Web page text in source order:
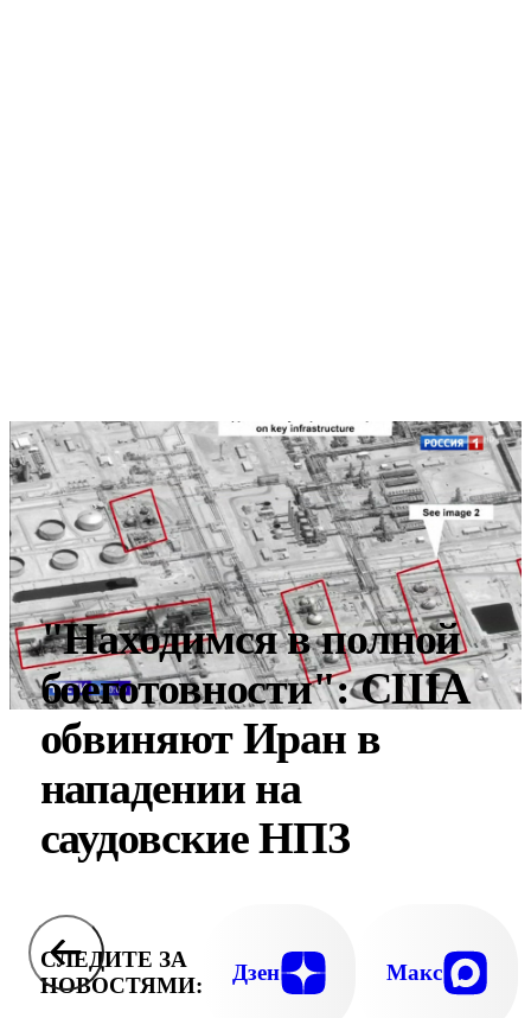
"Находимся в полной
боеготовности": США
обвиняют Иран в
нападении на
саудовские НПЗ
СЛЕДИТЕ ЗА
НОВОСТЯМИ:
Дзен Макс